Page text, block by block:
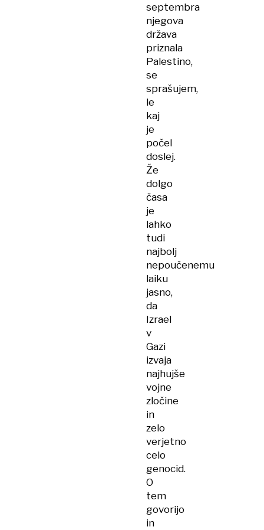
septembra
njegova
država
priznala
Palestino,
se
sprašujem,
le
kaj
je
počel
doslej.
Že
dolgo
časa
je
lahko
tudi
najbolj
nepoučenemu
laiku
jasno,
da
Izrael
v
Gazi
izvaja
najhujše
vojne
zločine
in
zelo
verjetno
celo
genocid.
O
tem
govorijo
in